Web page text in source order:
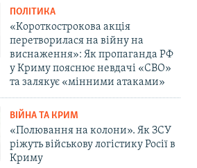
ПОЛІТИКА
«Короткострокова акція
перетворилася на війну на
виснаження»: Як пропаганда РФ
у Криму пояснює невдачі «СВО»
та залякує «мінними атаками»
ВІЙНА ТА КРИМ
«Полювання на колони». Як ЗСУ
ріжуть військову логістику Росії в
Криму